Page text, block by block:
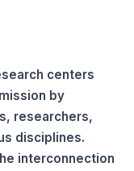
centers
by
researchers,
disciplines.
interconnection